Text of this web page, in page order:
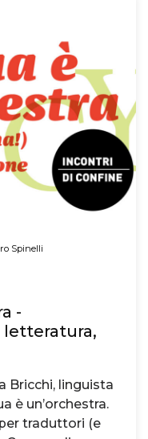
Spinelli
-
letteratura,
Bricchi, linguista
è un’orchestra.
traduttori (e